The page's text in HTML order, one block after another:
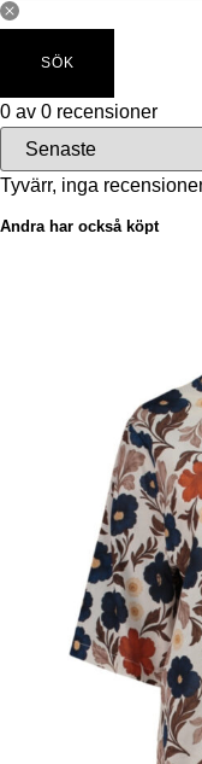
SÖK
0 av 0 recensioner
Tyvärr, inga
Andra har också köpt